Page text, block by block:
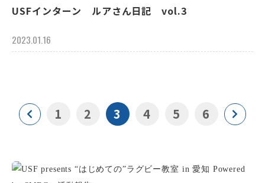
USFインターン ルアさん日記 vol.3
2023.01.16
1 2 3 4 5 6